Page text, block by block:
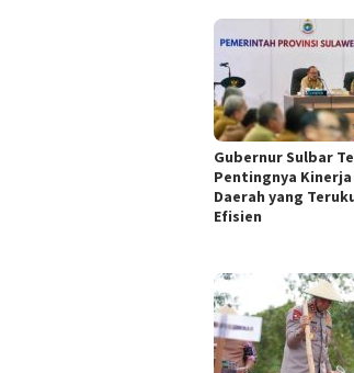
Gubernur Sulbar
Pentingnya
Daerah yang
Efisien